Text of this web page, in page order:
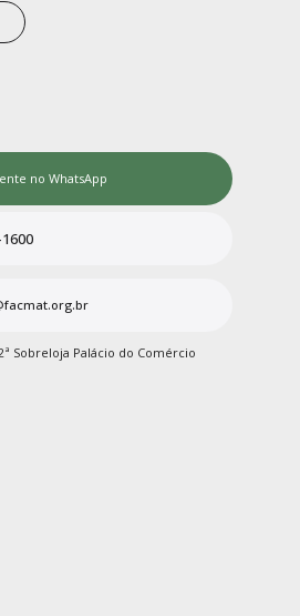
no WhatsApp
Sobreloja Palácio do Comércio